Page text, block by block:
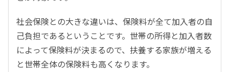
社会保険との大きな違いは、保険料が全て加入者の自
己負担であるということです。世帯の所得と加入者数
によって保険料が決まるので、扶養する家族が増える
と世帯全体の保険料も高くなります。